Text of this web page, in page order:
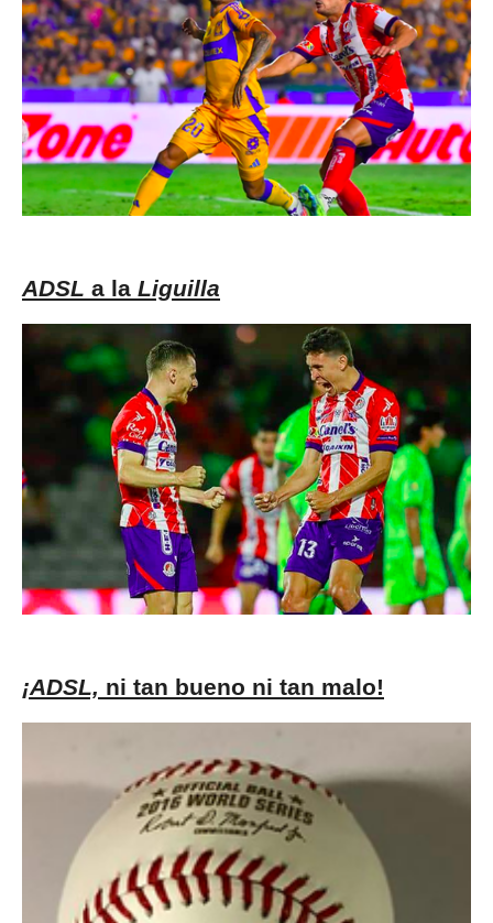
ADSL a la Liguilla
¡ADSL, ni tan bueno ni tan malo!